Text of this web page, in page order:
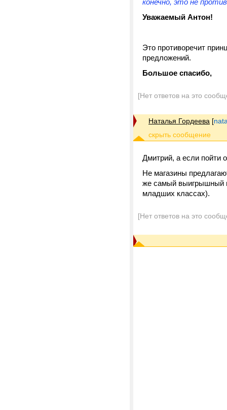
конечно, это не
Уважаемый Антон!
Это противоречит
предложений.
Большое спасибо,
[Нет ответов на это
Наталья Гордеева [
Дмитрий, а если пойти
Не магазины
же самый выигрышный
младших классах).
[Нет ответов на это